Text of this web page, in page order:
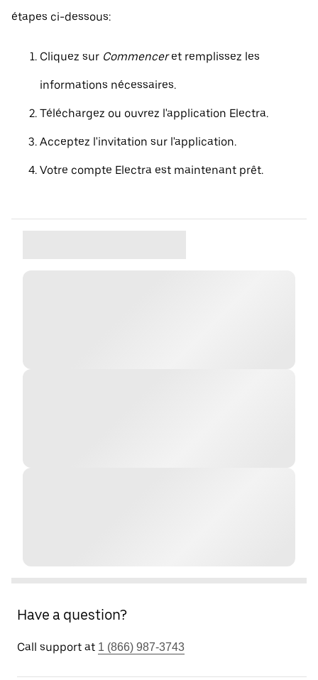
étapes ci-dessous:
Cliquez sur Commenceret remplissez les
informations nécessaires.
Téléchargez ou ouvrez l'application Electra.
Acceptez l'invitation sur l'application.
Votre compte Electra est maintenant prêt.
Have a question?
Call support at 1 (866) 987-3743